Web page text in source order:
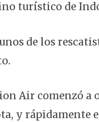
turístico de
de los
Air comenzó a
y rápidamente